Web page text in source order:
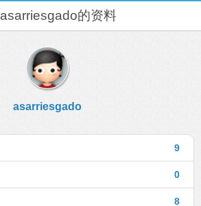
asarriesgado的资料
asarriesgado
9
0
8